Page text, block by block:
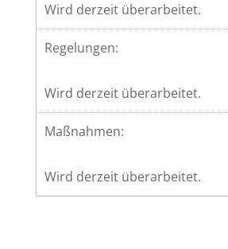
Wird derzeit überarbeitet.
Regelungen:
Wird derzeit überarbeitet.
Maßnahmen:
Wird derzeit überarbeitet.